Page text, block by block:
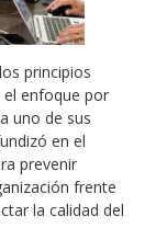
principios
el enfoque por
uno de sus
en el
prevenir
frente
la calidad del